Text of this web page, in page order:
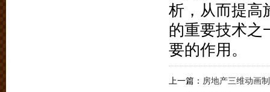
析，从而提高
的重要技术之
要的作用。
上一篇： 房地产三维动画